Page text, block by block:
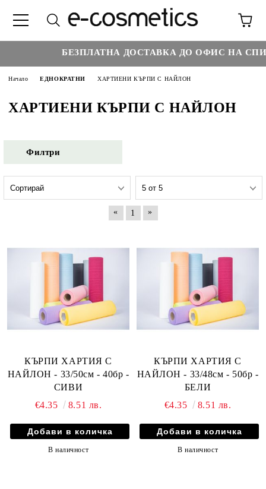
БЕЗПЛАТНА ДОСТАВКА ДО ОФИС НА
Начало ЕДНОКРАТНИ ХАРТИЕНИ КЪРПИ С НАЙЛОН
ХАРТИЕНИ КЪРПИ С НАЙЛОН
Филтри
« 1 »
КЪРПИ ХАРТИЯ С
НАЙЛОН - 33/50см - 40бр -
СИВИ
€4.35
8.51 лв.
В наличност
КЪРПИ ХАРТИЯ С
НАЙЛОН - 33/48см - 50бр -
БЕЛИ
€4.35
8.51 лв.
В наличност